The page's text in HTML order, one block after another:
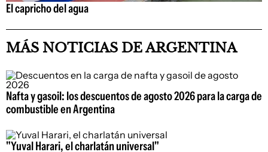
El capricho del agua
MÁS NOTICIAS DE ARGENTINA
Nafta y gasoil: los descuentos de agosto 2026 para la carga de
combustible en Argentina
"Yuval Harari, el charlatán universal"